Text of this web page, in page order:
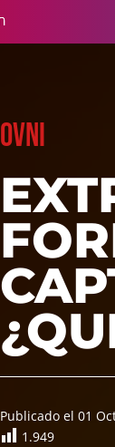
OVNI
Publicado el 01
1.949